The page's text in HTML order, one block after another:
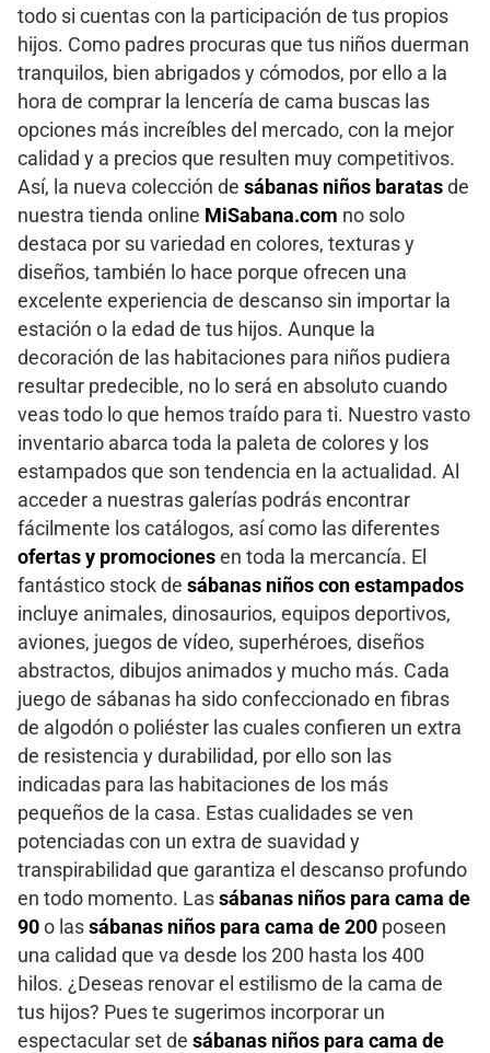
todo si cuentas con la participación de tus propios
hijos. Como padres procuras que tus niños duerman
tranquilos, bien abrigados y cómodos, por ello a la
hora de comprar la lencería de cama buscas las
opciones más increíbles del mercado, con la mejor
calidad y a precios que resulten muy competitivos.
Así, la nueva colección de sábanas niños baratas de
nuestra tienda online MiSabana.com no solo
destaca por su variedad en colores, texturas y
diseños, también lo hace porque ofrecen una
excelente experiencia de descanso sin importar la
estación o la edad de tus hijos. Aunque la
decoración de las habitaciones para niños pudiera
resultar predecible, no lo será en absoluto cuando
veas todo lo que hemos traído para ti. Nuestro vasto
inventario abarca toda la paleta de colores y los
estampados que son tendencia en la actualidad. Al
acceder a nuestras galerías podrás encontrar
fácilmente los catálogos, así como las diferentes
ofertas y promociones en toda la mercancía. El
fantástico stock de sábanas niños con estampados
incluye animales, dinosaurios, equipos deportivos,
aviones, juegos de vídeo, superhéroes, diseños
abstractos, dibujos animados y mucho más. Cada
juego de sábanas ha sido confeccionado en fibras
de algodón o poliéster las cuales confieren un extra
de resistencia y durabilidad, por ello son las
indicadas para las habitaciones de los más
pequeños de la casa. Estas cualidades se ven
potenciadas con un extra de suavidad y
transpirabilidad que garantiza el descanso profundo
en todo momento. Las sábanas niños para cama de
90 o las sábanas niños para cama de 200 poseen
una calidad que va desde los 200 hasta los 400
hilos. ¿Deseas renovar el estilismo de la cama de
tus hijos? Pues te sugerimos incorporar un
espectacular set de sábanas niños para cama de